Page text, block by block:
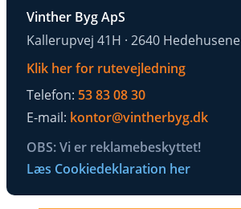
Vinther Byg ApS
Kallerupvej 41H · 2640 Hedehusene
Klik her for rutevejledning
Telefon: 53 83 08 30
E-mail: kontor@vintherbyg.dk
OBS: Vi er reklamebeskyttet!
Læs Cookiedeklaration her